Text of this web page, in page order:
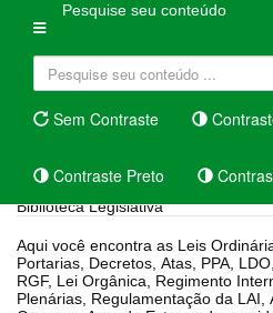
Pesquise seu conteúdo
Sem Contraste
Contraste Preto
Biblioteca Legislativa
Aqui você encontra as Leis Ordinárias, Leis
Portarias, Decretos, Atas, PPA, LDO, LOA,
RGF, Lei Orgânica, Regimento
Plenárias, Regulamentação da LAI,